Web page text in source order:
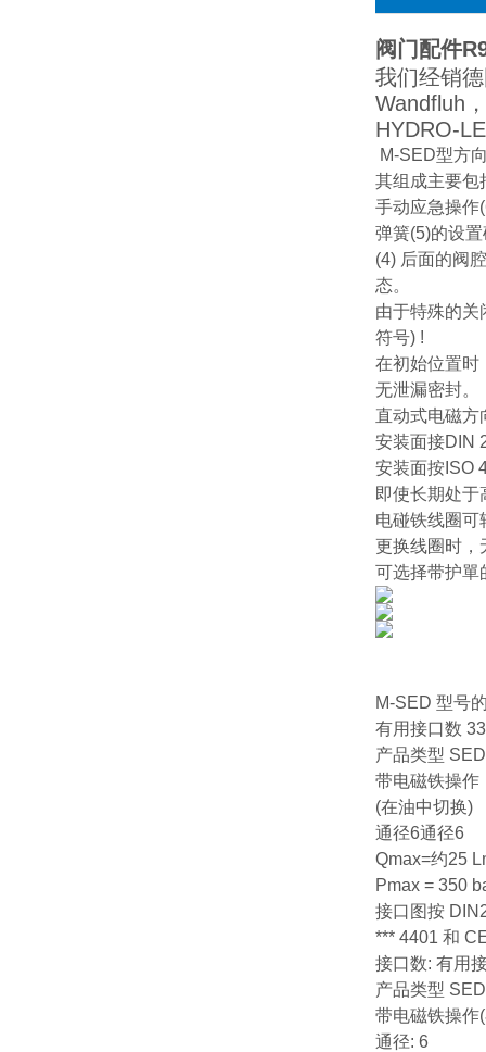
阀门配件
我们经销
Wandfluh
HYDRO-
M-SED型方
其组成主要包
手动应急操作
弹簧(5)的设
(4) 后面的阀
态。
由于特殊的关
符号) !
在初始位置
无泄漏密封。
直动式电磁方
安装面接DIN
安装面按ISO
即使长期处
电碰铁线圈可
更换线圈时，
可选择带护單
M-SED 型号
有用接口数
产品类型
带电磁铁操作
(在油中切换)
通径6通径6
Qmax=约25
Pmax = 350
接口图按
*** 4401 和
接口数: 有用
产品类型
带电磁铁操作
通径: 6